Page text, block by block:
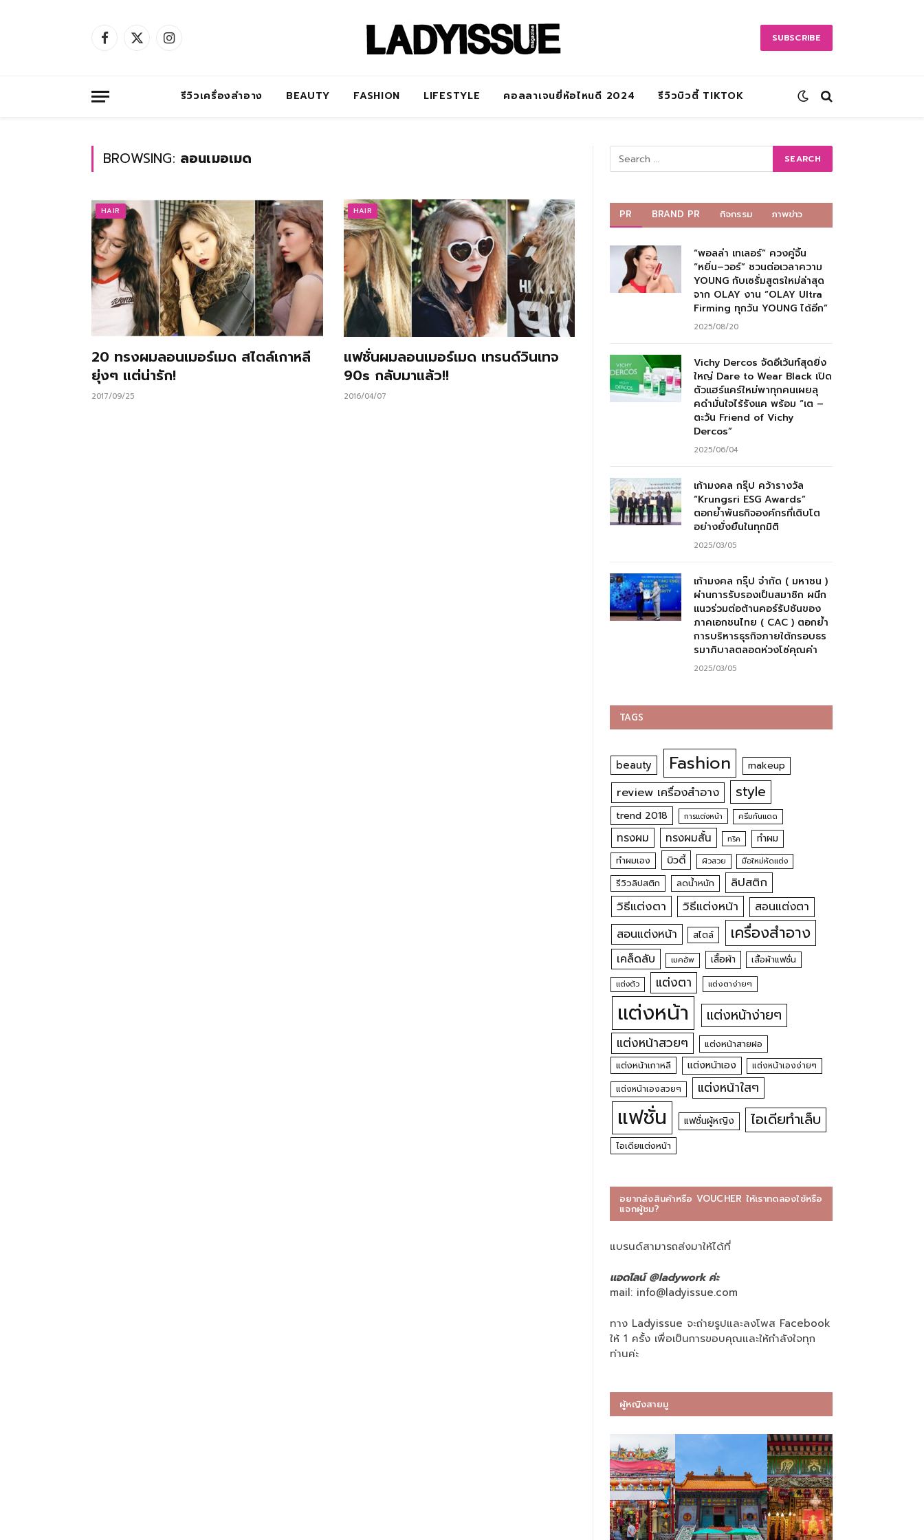
Facebook
X
Instagram SUBSCRIBE
รีวิวเครื่องสำอาง BEAUTY FASHION LIFESTYLE คอลลาเจนยี่ห้อไหนดี 2024 รีวิวบิวตี้ TIKTOK
BROWSING: ลอนเมอเมด
HAIR
20 ทรงผมลอนเมอร์เมด สไตล์เกาหลี
ยุ่งๆ แต่น่ารัก!
2017/09/25
HAIR
แฟชั่นผมลอนเมอร์เมด เทรนด์วินเทจ
90s กลับมาแล้ว!!
2016/04/07
PR BRAND PR กิจกรรม ภาพข่าว
“พอลล่า เทเลอร์” ควงคู่จิ้น
“หยิ่น–วอร์” ชวนต่อเวลาความ
YOUNG กับเซรั่มสูตรใหม่ล่าสุด
จาก OLAY งาน “OLAY Ultra
Firming ทุกวัน YOUNG ได้อีก”
2025/08/20
Vichy Dercos จัดอีเว้นท์สุดยิ่ง
ใหญ่ Dare to Wear Black เปิด
ตัวแฮร์แคร์ใหม่พาทุกคนเผยลุ
คดำมั่นใจไร้รังแค พร้อม “เต –
ตะวัน Friend of Vichy
Dercos”
2025/06/04
เก้ามงคล กรุ๊ป คว้ารางวัล
“Krungsri ESG Awards”
ตอกย้ำพันธกิจองค์กรที่เติบโต
อย่างยั่งยืนในทุกมิติ
2025/03/05
เก้ามงคล กรุ๊ป จำกัด ( มหาชน )
ผ่านการรับรองเป็นสมาชิก ผนึก
แนวร่วมต่อต้านคอร์รัปชันของ
ภาคเอกชนไทย ( CAC ) ตอกย้ำ
การบริหารธุรกิจภายใต้กรอบธร
รมาภิบาลตลอดห่วงโซ่คุณค่า
2025/03/05
TAGS
beauty Fashion makeup
review เครื่องสำอาง style
trend 2018 การแต่งหน้า ครีมกันแดด
ทรงผม ทรงผมสั้น ทริค ทำผม
ทำผมเอง บิวตี้ ผิวสวย มือใหม่หัดแต่ง
รีวิวลิปสติก ลดน้ำหนัก ลิปสติก
วิธีแต่งตา วิธีแต่งหน้า สอนแต่งตา
สอนแต่งหน้า สไตล์ เครื่องสำอาง
เคล็ดลับ เมคอัพ เสื้อผ้า เสื้อผ้าแฟชั่น
แต่งตัว แต่งตา แต่งตาง่ายๆ
แต่งหน้า แต่งหน้าง่ายๆ
แต่งหน้าสวยๆ
แต่งหน้าสายฝอ
แต่งหน้าเกาหลี
แต่งหน้าเอง
แต่งหน้าเองง่ายๆ
แต่งหน้าเองสวยๆ
แต่งหน้าใสๆ
แฟชั่น แฟชั่นผู้หญิง ไอเดียทำเล็บ
ไอเดียแต่งหน้า
อยากส่งสินค้าหรือ VOUCHER ให้เราทดลองใช้หรือ
แจกผู้ชม?
แบรนด์สามารถส่งมาให้ได้ที่
แอดไลน์ @ladywork ค่ะ
mail: info@ladyissue.com
ทาง Ladyissue จะถ่ายรูปและลงโพส Facebook
ให้ 1 ครั้ง เพื่อเป็นการขอบคุณและให้กำลังใจทุก
ท่านค่ะ
ผู้หญิงสายมู